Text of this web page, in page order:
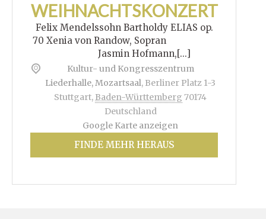
WEIHNACHTSKONZERT
Felix Mendelssohn Bartholdy ELIAS op.
70 Xenia von Randow, Sopran
Jasmin Hofmann,[...]
Kultur- und Kongresszentrum
Liederhalle, Mozartsaal, Berliner Platz 1-3
Stuttgart, Baden-Württemberg 70174
Deutschland
Google Karte anzeigen
FINDE MEHR HERAUS